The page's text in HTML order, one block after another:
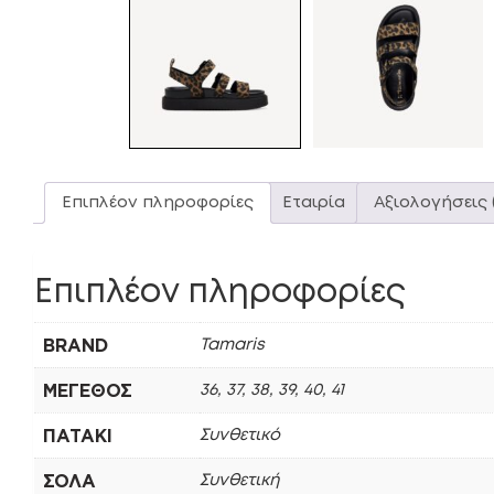
Επιπλέον πληροφορίες Εταιρία Αξιολογήσεις
Επιπλέον πληροφορίες
BRAND Tamaris
ΜΈΓΕΘΟΣ 36, 37, 38, 39, 40, 41
ΠΑΤΆΚΙ Συνθετικό
ΣΌΛΑ Συνθετική